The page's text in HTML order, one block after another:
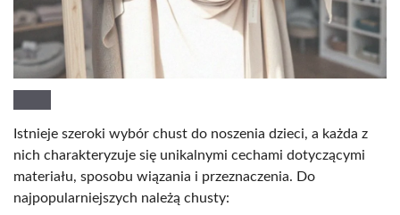
Istnieje szeroki wybór chust do noszenia dzieci, a każda z
nich charakteryzuje się unikalnymi cechami dotyczącymi
materiału, sposobu wiązania i przeznaczenia. Do
najpopularniejszych należą chusty: